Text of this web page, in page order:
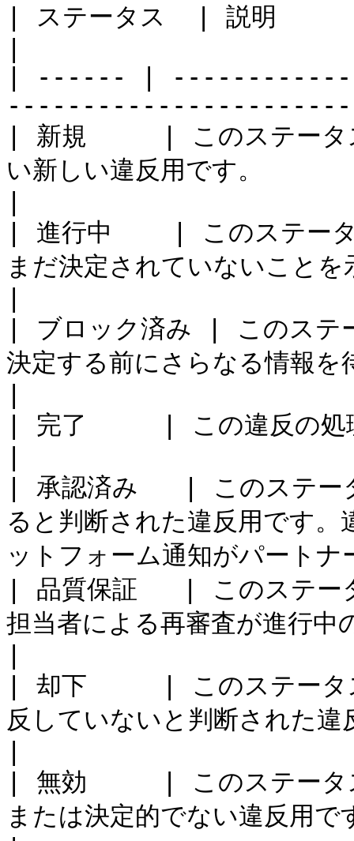
| ステータス  | 説明
| ------ |
| 新規     | このステータ
い新しい違反用です。
| 進行中    | このステータ
まだ決定されていないことを
| ブロック済み | このステ
決定する前にさらなる情報
| 完了     | この違反の処
| 承認済み   | このステー
ると判断された違反用です
ットフォーム通知がパート
| 品質保証   | このステー
担当者による再審査が進行中
| 却下     | このステータス
反していないと判断された違
| 無効     | このステータス
または決定的でない違反用で